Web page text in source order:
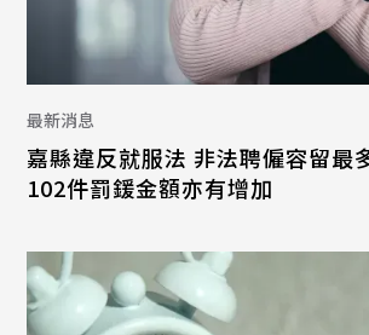
最新消息
嘉縣違反就服法 非法聘僱容留最
102件罰鍰金額亦有增加